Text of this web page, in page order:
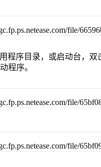
程序目录，或启动台，双
程序。